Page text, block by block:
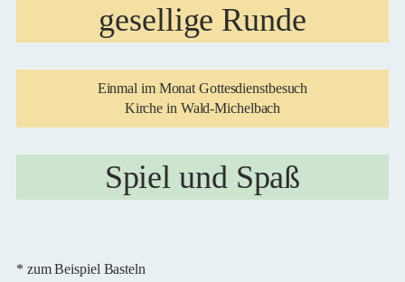
gesellige Runde
Einmal im Monat Gottesdienstbesuch
Kirche in Wald-Michelbach
Spiel und Spaß
* zum Beispiel Basteln